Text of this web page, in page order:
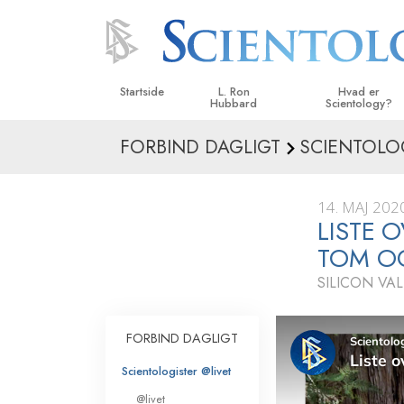
Startside L. Ron
Hubbard
Hvad er
Scientology?
Anskuelser og
Hvad scientologer
om Scientology
Mød en scientolog
De
i Scientology
En introduktion til
FORBIND DAGLIGT
14. MAJ
LISTE
TOM
SILICON
FORBIND DAGLIGT
Scientologister @livet
@livet